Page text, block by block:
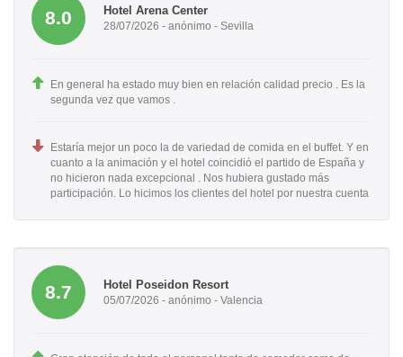
8.0 Hotel Arena Center
28/07/2026 - anónimo - Sevilla
En general ha estado muy bien en relación calidad precio . Es la
segunda vez que vamos .
Estaría mejor un poco la de variedad de comida en el buffet. Y en
cuanto a la animación y el hotel coincidió el partido de España y
no hicieron nada excepcional . Nos hubiera gustado más
participación. Lo hicimos los clientes del hotel por nuestra cuenta
8.7 Hotel Poseidon Resort
05/07/2026 - anónimo - Valencia